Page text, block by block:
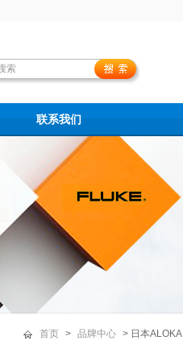
联系我们
首页 > 品牌中心 > 日本ALOKA